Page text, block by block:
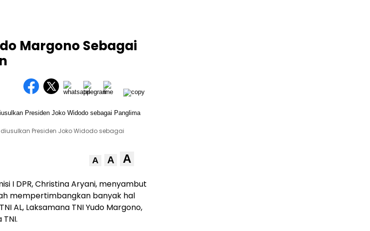
Margono Sebagai
Presiden Joko Widodo sebagai
A A A
I DPR, Christina Aryani, menyambut
mempertimbangkan banyak hal
AL, Laksamana TNI Yudo Margono,